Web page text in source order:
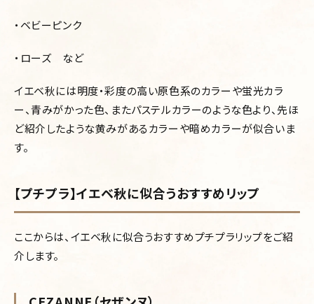
・ベビーピンク
・ローズ など
イエベ秋には明度・彩度の高い原色系のカラーや蛍光カラ
ー、青みがかった色、またパステルカラーのような色より、 先ほ
ど紹介したような黄みがあるカラーや暗めカラーが似合いま
す。
【プチプラ】イエベ秋に似合うおすすめリップ
ここからは、イエベ秋に似合うおすすめプチプラリップをご紹
介します。